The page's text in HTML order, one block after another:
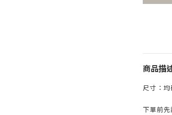
商品描
尺寸：
下單前